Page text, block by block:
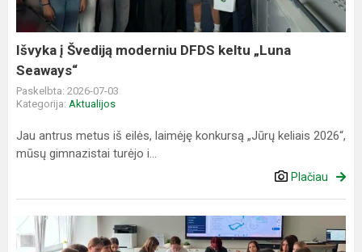
keltu
„Luna
Seaways“
Išvyka į Švediją moderniu DFDS keltu „Luna
Seaways“
Paskelbta: 2026-07-03
Kategorija: Aktualijos
Jau antrus metus iš eilės, laimėję konkursą „Jūrų keliais 2026“,
mūsų gimnazistai turėjo i...
Plačiau
Simuliacijos
žaidimas